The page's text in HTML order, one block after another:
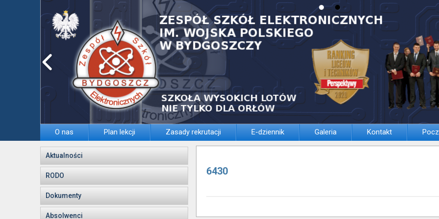
O nas Plan lekcji Zasady rekrutacji E-dziennik Galeria Kontakt
Aktualności
RODO
Dokumenty
Absolwenci
6430